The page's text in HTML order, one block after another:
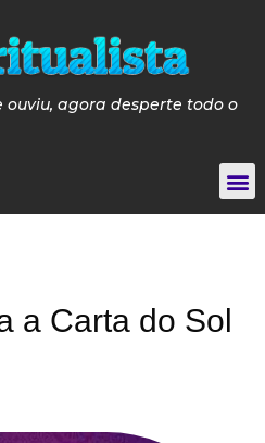
ouviu, agora desperte todo o
a Carta do Sol